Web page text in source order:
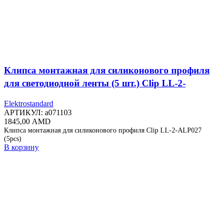
Клипса монтажная для силиконового профиля
для светодиодной ленты (5 шт.) Clip LL-2-
Elektrostandard
АРТИКУЛ: a071103
1845,00 AMD
Клипса монтажная для силиконового профиля Clip LL-2-ALP027
(5pcs)
В корзину